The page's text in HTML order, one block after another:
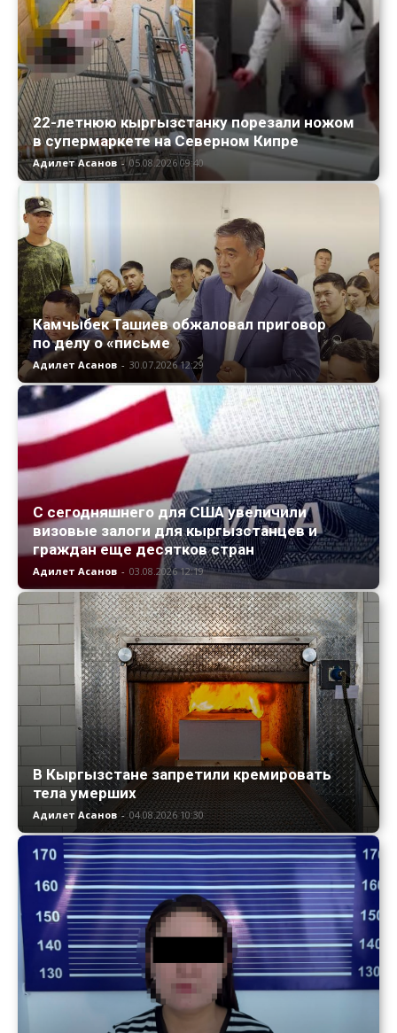
22-летнюю кыргызстанку порезали ножом
в супермаркете на Северном Кипре
Адилет Асанов - 05.08.2026 09:40
Камчыбек Ташиев обжаловал приговор
по делу о «письме
Адилет Асанов - 30.07.2026 12:29
С сегодняшнего для США увеличили
визовые залоги для кыргызстанцев и
граждан еще десятков стран
Адилет Асанов - 03.08.2026 12:19
В Кыргызстане запретили кремировать
тела умерших
Адилет Асанов - 04.08.2026 10:30